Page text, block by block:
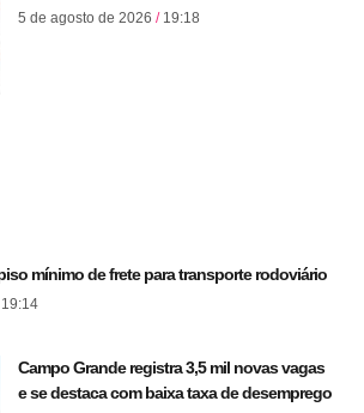
5 de agosto de 2026 19:18
mínimo de frete para transporte rodoviário
Campo Grande registra 3,5 mil novas vagas
e se destaca com baixa taxa de desemprego